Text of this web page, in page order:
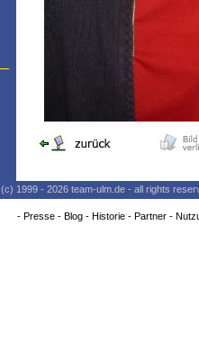
(c) 1999 - 2026 team-ulm.de - all rights
- Presse- Blog- Historie- Partner-